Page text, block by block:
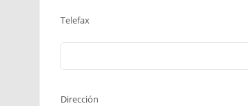
Telefax
Dirección